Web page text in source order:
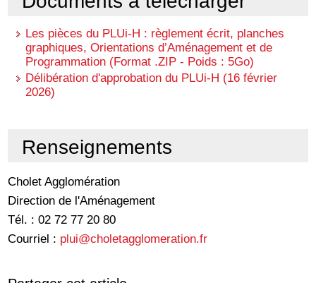
Les pièces du PLUi-H : règlement écrit, planches
graphiques, Orientations d’Aménagement et de
Programmation (Format .ZIP - Poids : 5Go)
Délibération d'approbation du PLUi-H (16 février
2026)
Renseignements
Cholet Agglomération
Direction de l'Aménagement
Tél. : 02 72 77 20 80
Courriel : plui@choletagglomeration.fr